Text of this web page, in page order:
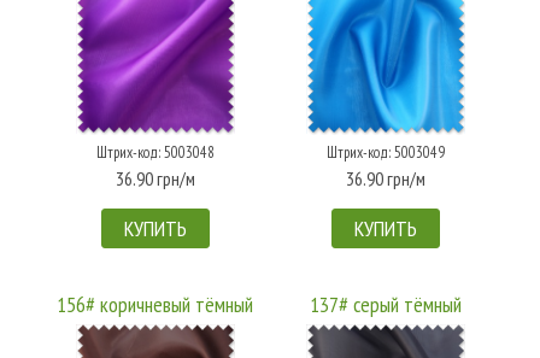
Штрих-код: 5003048
36.90 грн/м
КУПИТЬ
Штрих-код: 5003049
36.90 грн/м
КУПИТЬ
156# коричневый тёмный 137# серый тёмный